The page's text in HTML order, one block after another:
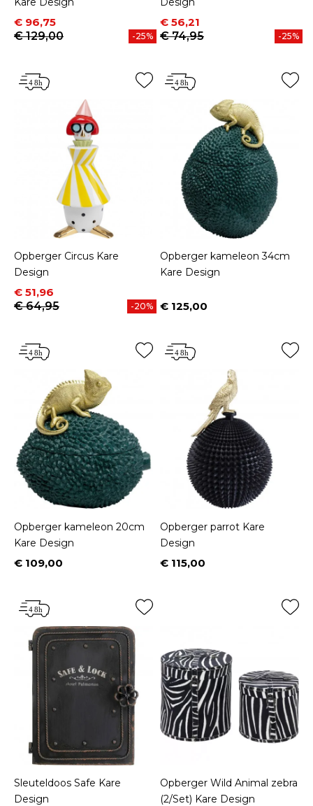
Prijs
€ 96,75
Normale prijs
€ 129,00
-25%
Prijs
€ 56,21
Normale prijs
€ 74,95
-25%
Opberger Circus Kare
Design
Prijs
€ 51,96
Normale prijs
€ 64,95
-20%
Opberger kameleon 34cm
Kare Design
Prijs
€ 125,00
Opberger kameleon 20cm
Kare Design
Prijs
€ 109,00
Opberger parrot Kare
Design
Prijs
€ 115,00
Sleuteldoos Safe Kare
Design
Opberger Wild Animal zebra
(2/Set) Kare Design